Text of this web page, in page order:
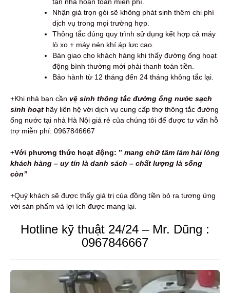
Nhận giá trọn gói sẽ không phát sinh thêm chi phí
dịch vụ trong mọi trường hợp.
Thông tắc đúng quy trình sử dụng kết hợp cả máy
lò xo + máy nén khí áp lực cao.
Bàn giao cho khách hàng khi thấy đường ống hoạt
động bình thường mới phải thanh toán tiền.
Bảo hành từ 12 tháng đến 24 tháng không tắc lại.
+Khi nhà bạn cần vệ sinh thông tắc đường ống nước sạch
sinh hoạt hãy liên hệ với dịch vụ cung cấp thợ thông tắc đường
ống nước tại nhà Hà Nội giá rẻ của chúng tôi để được tư vấn hỗ
trợ miễn phí: 0967846667
+Với phương thức hoạt động: ” mang chữ tâm làm hài lòng
khách hàng – uy tín là danh sách – chất lượng là sống
còn”
+Quý khách sẽ được thấy giá trị của đồng tiền bỏ ra tương ứng
với sản phẩm và lợi ích được mang lại.
Hotline kỹ thuật 24/24 – Mr. Dũng :
0967846667